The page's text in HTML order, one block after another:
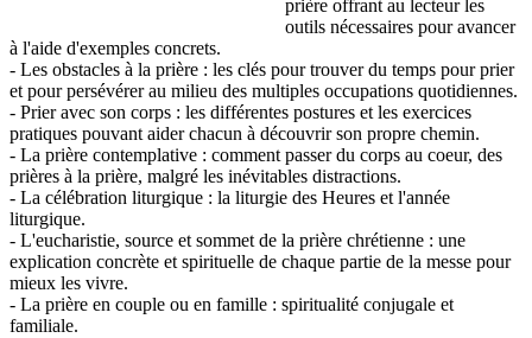
prière offrant au lecteur les
outils nécessaires pour avancer
à l'aide d'exemples concrets.
- Les obstacles à la prière : les clés pour trouver du temps pour prier
et pour persévérer au milieu des multiples occupations quotidiennes.
- Prier avec son corps : les différentes postures et les exercices
pratiques pouvant aider chacun à découvrir son propre chemin.
- La prière contemplative : comment passer du corps au coeur, des
prières à la prière, malgré les inévitables distractions.
- La célébration liturgique : la liturgie des Heures et l'année
liturgique.
- L'eucharistie, source et sommet de la prière chrétienne : une
explication concrète et spirituelle de chaque partie de la messe pour
mieux les vivre.
- La prière en couple ou en famille : spiritualité conjugale et
familiale.